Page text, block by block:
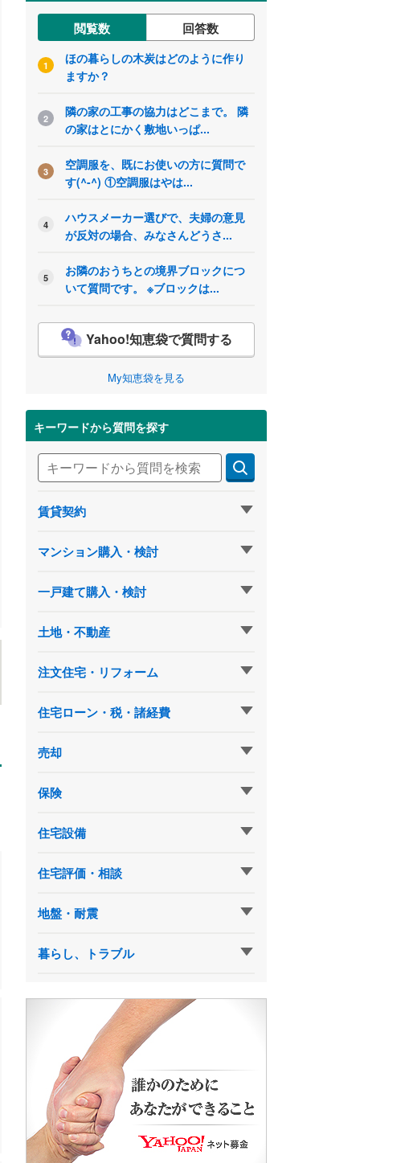
閲覧数 回答数
1
ほの暮らしの木炭はどのように作り
ますか？
2
隣の家の工事の協力はどこまで。 隣
の家はとにかく敷地いっぱ...
3
空調服を、既にお使いの方に質問で
す(^-^) ①空調服はやは...
4
ハウスメーカー選びで、夫婦の意見
が反対の場合、みなさんどうさ...
5
お隣のおうちとの境界ブロックにつ
いて質問です。 ※ブロックは...
Yahoo!知恵袋で質問する
My知恵袋を見る
キーワードから質問を探す
賃貸契約
マンション購入・検討
一戸建て購入・検討
土地・不動産
注文住宅・リフォーム
住宅ローン・税・諸経費
売却
保険
住宅設備
住宅評価・相談
地盤・耐震
暮らし、トラブル